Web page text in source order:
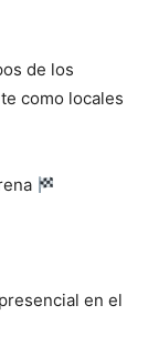
de los
como locales
en el